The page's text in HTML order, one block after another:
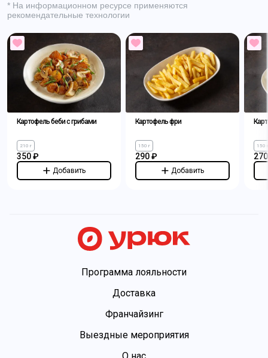
* На информационном ресурсе применяются
рекомендательные технологии
Картофель беби с грибами
210 г
350 ₽
Добавить
Картофель фри
150 г
290 ₽
Добавить
150 г
Программа лояльности
Доставка
Франчайзинг
Выездные мероприятия